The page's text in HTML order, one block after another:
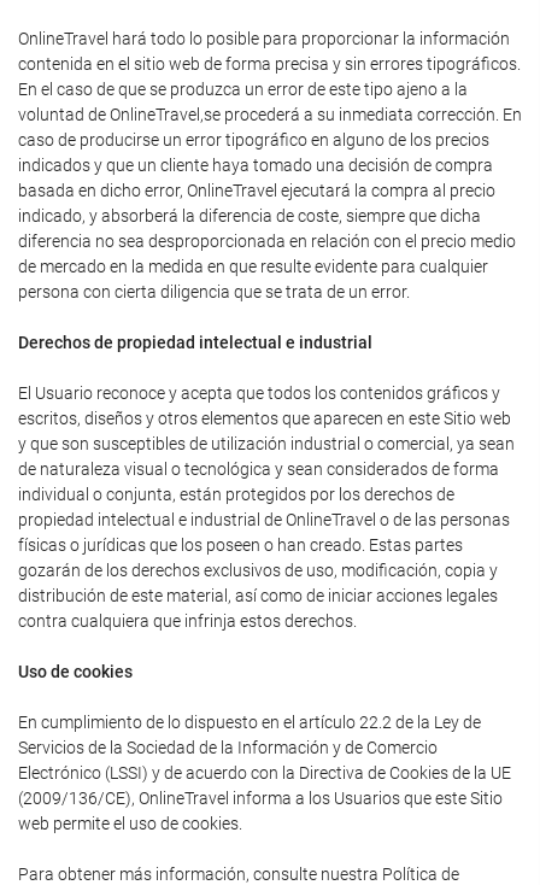
OnlineTravel hará todo lo posible para proporcionar la información
contenida en el sitio web de forma precisa y sin errores tipográficos.
En el caso de que se produzca un error de este tipo ajeno a la
voluntad de OnlineTravel,se procederá a su inmediata corrección. En
caso de producirse un error tipográfico en alguno de los precios
indicados y que un cliente haya tomado una decisión de compra
basada en dicho error, OnlineTravel ejecutará la compra al precio
indicado, y absorberá la diferencia de coste, siempre que dicha
diferencia no sea desproporcionada en relación con el precio medio
de mercado en la medida en que resulte evidente para cualquier
persona con cierta diligencia que se trata de un error.
Derechos de propiedad intelectual e industrial
El Usuario reconoce y acepta que todos los contenidos gráficos y
escritos, diseños y otros elementos que aparecen en este Sitio web
y que son susceptibles de utilización industrial o comercial, ya sean
de naturaleza visual o tecnológica y sean considerados de forma
individual o conjunta, están protegidos por los derechos de
propiedad intelectual e industrial de OnlineTravel o de las personas
físicas o jurídicas que los poseen o han creado. Estas partes
gozarán de los derechos exclusivos de uso, modificación, copia y
distribución de este material, así como de iniciar acciones legales
contra cualquiera que infrinja estos derechos.
Uso de cookies
En cumplimiento de lo dispuesto en el artículo 22.2 de la Ley de
Servicios de la Sociedad de la Información y de Comercio
Electrónico (LSSI) y de acuerdo con la Directiva de Cookies de la UE
(2009/136/CE), OnlineTravel informa a los Usuarios que este Sitio
web permite el uso de cookies.
Para obtener más información, consulte nuestra Política de